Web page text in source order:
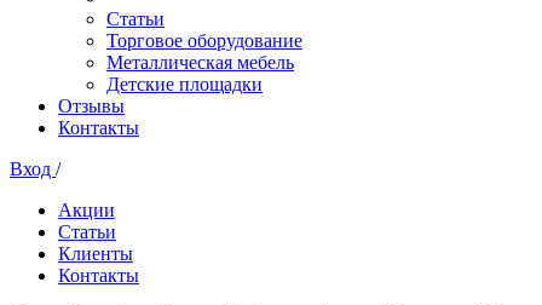
Статьи
Торговое оборудование
Металлическая мебель
Детские площадки
Отзывы
Контакты
Вход /
Акции
Статьи
Клиенты
Контакты